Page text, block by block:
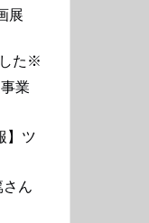
展
た※
業
】ツ
さん